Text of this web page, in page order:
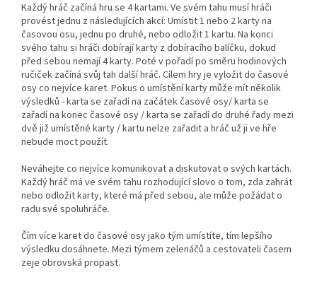
Každý hráč začíná hru se 4 kartami. Ve svém tahu musí hráči
provést jednu z následujících akcí: Umístit 1 nebo 2 karty na
časovou osu, jednu po druhé, nebo odložit 1 kartu. Na konci
svého tahu si hráči dobírají karty z dobíracího balíčku, dokud
před sebou nemají 4 karty. Poté v pořadí po směru hodinových
ručiček začíná svůj tah další hráč. Cílem hry je vyložit do časové
osy co nejvíce karet. Pokus o umístění karty může mít několik
výsledků - karta se zařadí na začátek časové osy/ karta se
zařadí na konec časové osy / karta se zařadí do druhé řady mezi
dvě již umístěné karty / kartu nelze zařadit a hráč už ji ve hře
nebude moct použít.
Neváhejte co nejvíce komunikovat a diskutovat o svých kartách.
Každý hráč má ve svém tahu rozhodující slovo o tom, zda zahrát
nebo odložit karty, které má před sebou, ale může požádat o
radu své spoluhráče.
Čím více karet do časové osy jako tým umístíte, tím lepšího
výsledku dosáhnete. Mezi týmem zelenáčů a cestovateli časem
zeje obrovská propast.